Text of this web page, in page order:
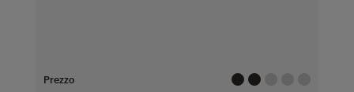
Prezzo valuevalue